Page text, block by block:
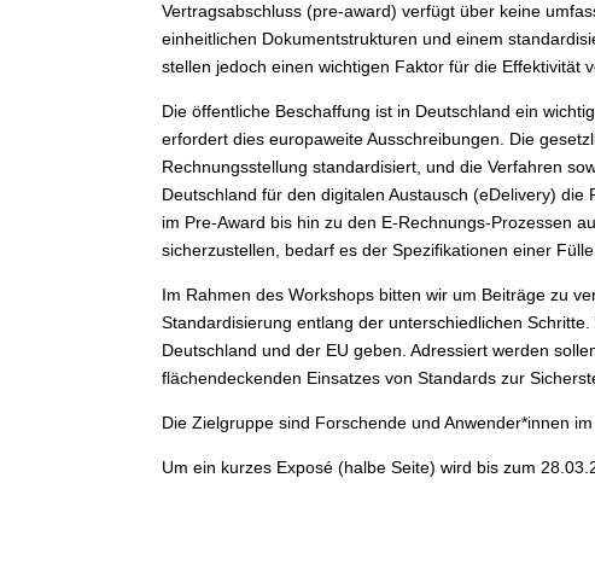
Vertragsabschluss (pre-award) verfügt über keine
einheitlichen Dokumentstrukturen und einem
stellen jedoch einen wichtigen Faktor für die Effektivität
Die öffentliche Beschaffung ist in Deutschland ein
erfordert dies europaweite Ausschreibungen. Die
Rechnungsstellung standardisiert, und die Verfahren
Deutschland für den digitalen Austausch (eDelivery)
im Pre-Award bis hin zu den E-Rechnungs-Prozessen
sicherzustellen, bedarf es der Spezifikationen einer
Im Rahmen des Workshops bitten wir um Beiträge zu
Standardisierung entlang der unterschiedlichen
Deutschland und der EU geben. Adressiert werden
flächendeckenden Einsatzes von Standards zur
Die Zielgruppe sind Forschende und Anwender*innen
Um ein kurzes Exposé (halbe Seite) wird bis zum